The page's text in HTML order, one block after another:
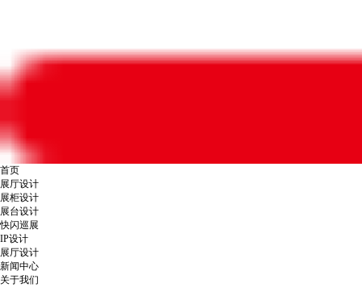
首页
展厅设计
展柜设计
展台设计
快闪巡展
IP设计
展厅设计
新闻中心
关于我们